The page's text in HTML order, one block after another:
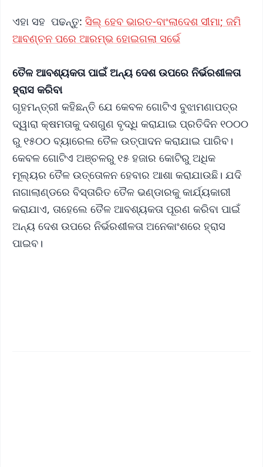
ଏହା ସହ ପଢନ୍ତୁ: ସିଲ୍ ହେବ ଭାରତ-ବାଂଲାଦେଶ ସୀମା; ଜମି
ଆବଣ୍ଚନ ପରେ ଆରମ୍ଭ ହୋଇଗଲା ସର୍ଭେ
ତୈଳ ଆବଶ୍ୟକତା ପାଇଁ ଅନ୍ୟ ଦେଶ ଉପରେ ନିର୍ଭରଶୀଳତା
ହ୍ରାସ କରିବା
ଗୃହମନ୍ତ୍ରୀ କହିଛନ୍ତି ଯେ କେବଳ ଗୋଟିଏ ବୁଝାମଣାପତ୍ର
ଦ୍ୱାରା କ୍ଷମତାକୁ ଦଶଗୁଣ ବୃଦ୍ଧି କରାଯାଇ ପ୍ରତିଦିନ ୧୦୦୦
ରୁ ୧୫୦୦ ବ୍ୟାରେଲ ତୈଳ ଉତ୍ପାଦନ କରାଯାଇ ପାରିବ।
କେବଳ ଗୋଟିଏ ଅଞ୍ଚଳରୁ ୧୫ ହଜାର କୋଟିରୁ ଅଧିକ
ମୂଲ୍ୟର ତୈଳ ଉତ୍ତୋଳନ ହେବାର ଆଶା କରାଯାଉଛି। ଯଦି
ନାଗାଲାଣ୍ଡରେ ବିସ୍ତାରିତ ତୈଳ ଭଣ୍ଡାରକୁ କାର୍ଯ୍ୟକାରୀ
କରାଯାଏ, ତାହେଲେ ତୈଳ ଆବଶ୍ୟକତା ପୂରଣ କରିବା ପାଇଁ
ଅନ୍ୟ ଦେଶ ଉପରେ ନିର୍ଭରଶୀଳତା ଅନେକାଂଶରେ ହ୍ରାସ
ପାଇବ।